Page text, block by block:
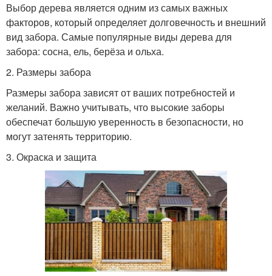
Выбор дерева является одним из самых важных
факторов, который определяет долговечность и внешний
вид забора. Самые популярные виды дерева для
забора: сосна, ель, берёза и ольха.
2. Размеры забора
Размеры забора зависят от ваших потребностей и
желаний. Важно учитывать, что высокие заборы
обеспечат большую уверенность в безопасности, но
могут затенять территорию.
3. Окраска и защита